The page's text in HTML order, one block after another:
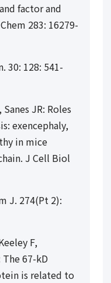
factor and
283: 16279-
30: 128: 541-
JR: Roles
exencephaly,
in mice
J Cell Biol
J. 274(Pt 2):
F,
The 67-kD
is related to